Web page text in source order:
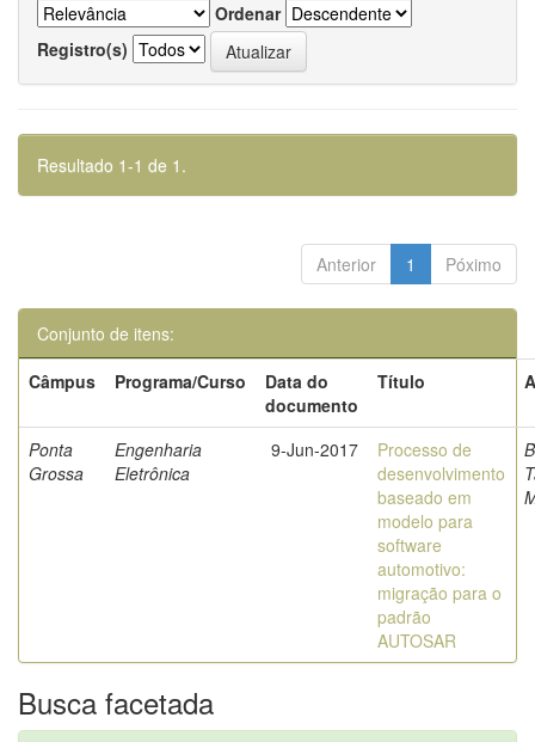
Ordenar
Registro(s)
Resultado 1-1 de 1.
Anterior 1 Póximo
Conjunto de itens:
Câmpus
Programa/Curso
Data do
documento
Título
Ponta
Grossa
Engenharia
Eletrônica
9-Jun-2017
Processo de
desenvolvimento
baseado em
modelo para
software
automotivo:
migração para o
padrão
AUTOSAR
Busca facetada